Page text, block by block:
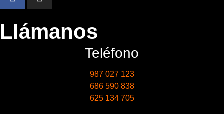
Llámanos
Teléfono
987 027 123
686 590 838
625 134 705